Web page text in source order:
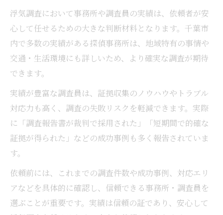
浮気調査において事務所や調査員の実績は、依頼者が安
心して任せるための大きな判断材料となります。千葉市
内で多数の実績がある探偵事務所は、地域特有の事情や
交通・生活環境にも詳しいため、より確実な調査が期待
できます。
実績が豊富な調査員は、証拠収集のノウハウやトラブル
対応力も高く、調査の失敗リスクを軽減できます。実際
に「調査報告書が裁判で採用された」「短期間で的確な
証拠が得られた」などの成功事例も多く報告されていま
す。
依頼前には、これまでの調査件数や成功事例、対応エリ
アなどを具体的に確認し、信頼できる事務所・調査員を
選ぶことが重要です。実績は信頼の証であり、安心して